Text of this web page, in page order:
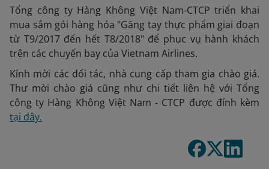
Tổng công ty Hàng Không Việt Nam-CTCP triển khai
mua sắm gói hàng hóa "Găng tay thực phẩm giai đoạn
từ T9/2017 đến hết T8/2018" để phục vụ hành khách
trên các chuyến bay của Vietnam Airlines.
Kính mời các đối tác, nhà cung cấp tham gia chào giá.
Thư mời chào giá cũng như chi tiết liên hệ với Tổng
công ty Hàng Không Việt Nam - CTCP được đính kèm
tại đây.